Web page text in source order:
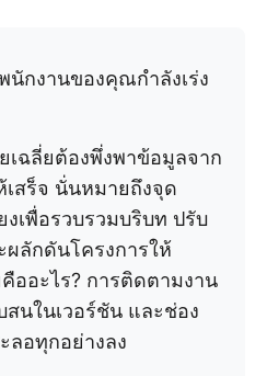
นักงานของคุณกำลังเร่ง
ฉลี่ยต้องพึ่งพาข้อมูลจาก
เสร็จ นั่นหมายถึงจุด
เพื่อรวบรวมบริบท ปรับ
ลักดันโครงการให้
ออะไร? การติดตามงาน
นในเวอร์ชัน และช่อง
ลอทุกอย่างลง